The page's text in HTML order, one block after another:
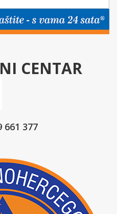
CENTAR
661 377